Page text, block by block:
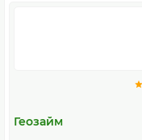
Геозайм